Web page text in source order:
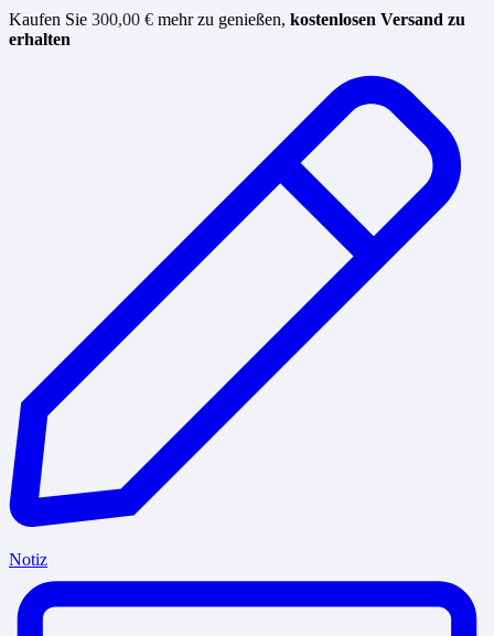
Kaufen Sie 300,00 € mehr zu genießen, kostenlosen Versand zu
erhalten
Notiz